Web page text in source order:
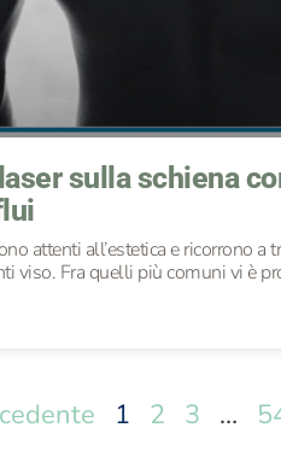
sulla schiena
attenti all’estetica e ricorrono a
viso. Fra quelli più comuni vi è
1 2 3 …